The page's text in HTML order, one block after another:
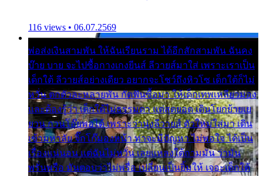
116 views • 06.07.2569
พ่อส่งเงินสามพัน ให้ฉันเรียนราม ได้อีกสักสามพัน ฉันคง
บ๊าย บาย จะไปซื้อกางเกงยีนส์ ลีวายส์มาใส่ เพราะเราเป็น
เด็กใต้ ลีวายส์อย่างเดียว อยากจะโชว์ถึงหิวโซ เด็กใต้ก็ไม่
หวั่น ตกตัวละหลายพัน กัดฟันซื้อมา ให้เด็กเทพเหลียวมอง
และต้องรู้ว่า เด็กใต้ไม่ธรรมดา แต่สุดยอด เดินโยกย้ายเย
ยวน กวนโอ๊ยพอได้ เพราะว่านุ่งลีวายส์ ตัวใหม่ใส่มา เดิน
เข้ามหาลัย จิ๊กโก๊มองหน้า ท่าจะมีปัญหา ไม่พอใจ ได้เป็น
เรื่องแน่นอน แต่ฉันไม่หวั่น เลยแหลงใต้ถามมัน ว่ามัน
พรั่นพรือ มันตอบว่าไม่พรื่อ เปลี่ยนเป็นยิ้มให้ เจอะเด็กใต้